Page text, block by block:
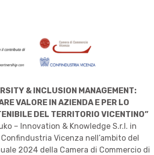
& INCLUSION MANAGEMENT:
VALORE IN AZIENDA E PER LO
DEL TERRITORIO VICENTINO”
– Innovation & Knowledge S.r.l. in
Vicenza nell’ambito del
2024 della Camera di Commercio di